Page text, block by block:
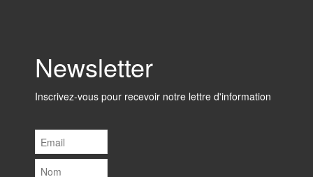
Newsletter
Inscrivez-vous pour recevoir notre lettre d'information